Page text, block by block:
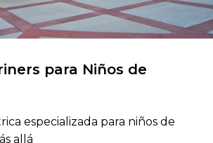
atenciónpara Niños de
especializada para niños de
allá